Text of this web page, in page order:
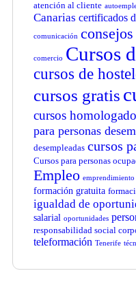
atención al cliente
Canarias certificados
comunicación consejos
comercio Cursos
cursos de
cursos gratis
cursos
para personas
desempleadas cursos
Cursos para personas
Empleo emprendimiento
formación gratuita
igualdad de
salarial oportunidades
responsabilidad social
teleformación Tenerife